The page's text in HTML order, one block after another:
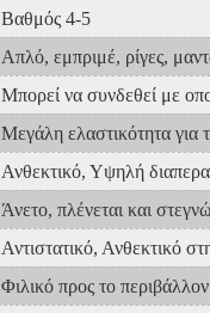
Βαθμός 4-5
Απλό, εμπριμέ, ρίγες,
Μπορεί να συνδεθεί με
Μεγάλη ελαστικότητα για
Ανθεκτικό, Υψηλή
Άνετο, πλένεται και
Αντιστατικό, Ανθεκτικό
Φιλικό προς το